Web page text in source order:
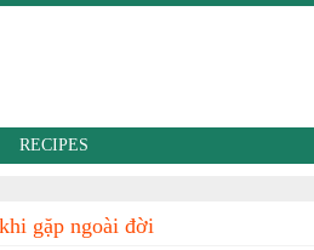
RECIPES
gặp ngoài đời